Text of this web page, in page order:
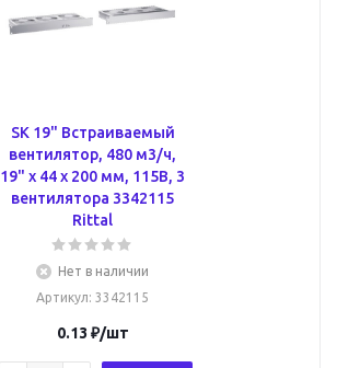
SK 19" Встраиваемый
вентилятор, 480 м3/ч,
19" х 44 х 200 мм, 115В, 3
вентилятора 3342115
Rittal
Нет в наличии
Артикул: 3342115
0.13 ₽/шт